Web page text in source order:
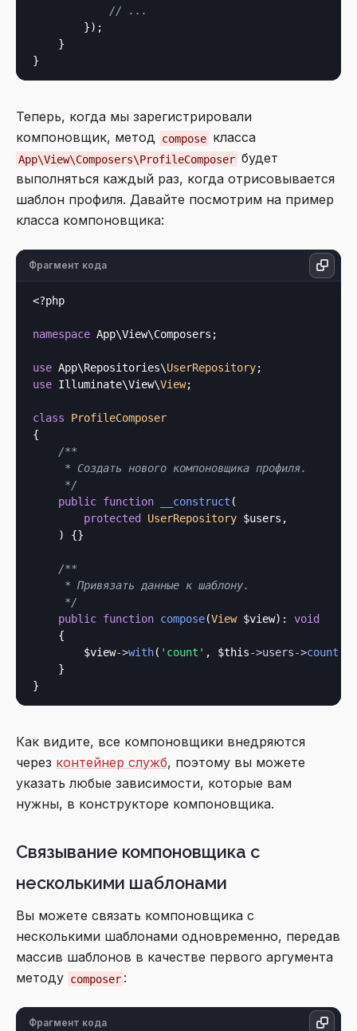
// ...
        });
    }
Теперь, когда мы зарегистрировали
компоновщик, метод compose класса
App\View\Composers\ProfileComposer будет
выполняться каждый раз, когда отрисовывается
шаблон профиля. Давайте посмотрим на пример
класса компоновщика:
Фрагмент кода
<?php
namespace App\View\Composers;
use App\Repositories\UserRepository
use Illuminate\View\View;
class
ProfileComposer
{
/**
     * Создать нового компоновщика профиля.
     */
public function __construct (
protected
UserRepository $users,
) {}
/**
     * Привязать данные к шаблону.
     */
public function compose(View $view): void
    {
        $view
->with( 'count' , $this->users->count
    }
Как видите, все компоновщики внедряются
через контейнер служб, поэтому вы можете
указать любые зависимости, которые вам
нужны, в конструкторе компоновщика.
Связывание компоновщика с
несколькими шаблонами
Вы можете связать компоновщика с
несколькими шаблонами одновременно, передав
массив шаблонов в качестве первого аргумента
методу composer :
Фрагмент кода